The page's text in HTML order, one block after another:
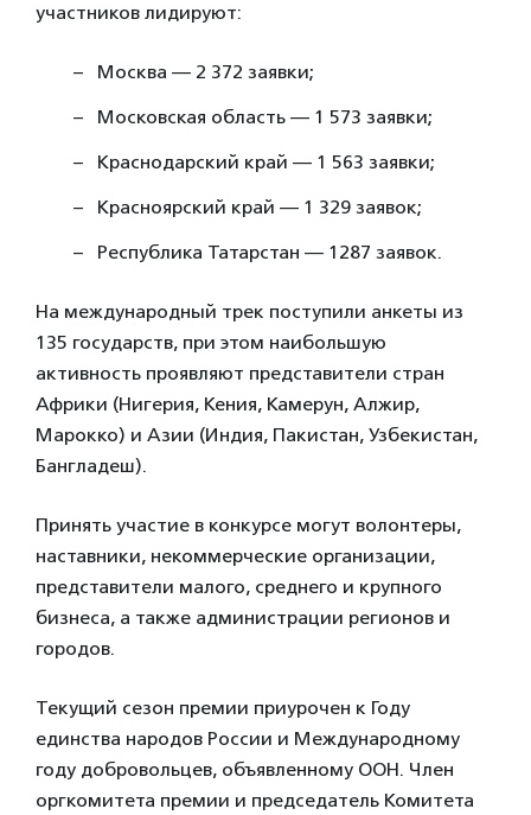
участников лидируют:
Москва — 2 372 заявки;
Московская область — 1 573 заявки;
Краснодарский край — 1 563 заявки;
Красноярский край — 1 329 заявок;
Республика Татарстан — 1287 заявок.
На международный трек поступили анкеты из
135 государств, при этом наибольшую
активность проявляют представители стран
Африки (Нигерия, Кения, Камерун, Алжир,
Марокко) и Азии (Индия, Пакистан, Узбекистан,
Бангладеш).
Принять участие в конкурсе могут волонтеры,
наставники, некоммерческие организации,
представители малого, среднего и крупного
бизнеса, а также администрации регионов и
городов.
Текущий сезон премии приурочен к Году
единства народов России и Международному
году добровольцев, объявленному ООН. Член
оргкомитета премии и председатель Комитета